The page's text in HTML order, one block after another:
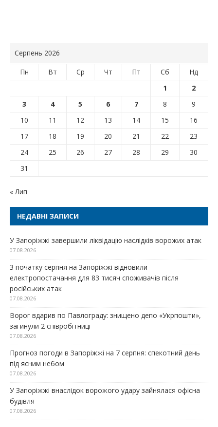
Серпень 2026
Пн Вт Ср Чт Пт Сб
Нд
1
2
3
4 5 6 7 8
9
10
11 12 13 14 15
16
17
18 19 20 21 22
23
24
25 26 27 28 29
30
31
« Лип
НЕДАВНІ ЗАПИСИ
У Запоріжжі завершили ліквідацію наслідків ворожих атак
07.08.2026
З початку серпня на Запоріжжі відновили
електропостачання для 83 тисяч споживачів після
російських атак
07.08.2026
Ворог вдарив по Павлограду: знищено депо «Укрпошти»,
загинули 2 співробітниці
07.08.2026
Прогноз погоди в Запоріжжі на 7 серпня: спекотний день
під ясним небом
07.08.2026
У Запоріжжі внаслідок ворожого удару зайнялася офісна
будівля
07.08.2026